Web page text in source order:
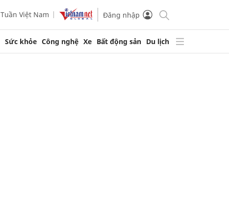
Tuần Việt Nam Đăng nhập
Sức khỏe Công nghệ Xe Bất động sản Du lịch